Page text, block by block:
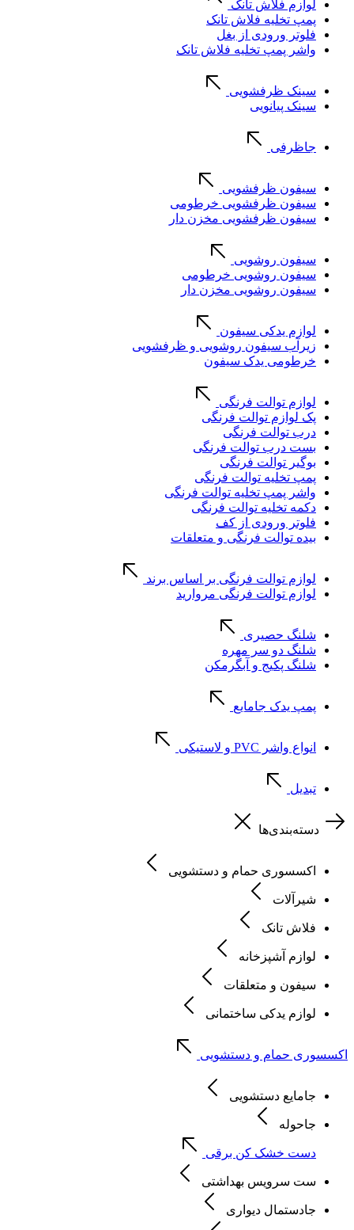
لوازم فلاش تانک
پمپ تخلیه فلاش تانک
فلوتر ورودی از بغل
واشر پمپ تخلیه فلاش تانک
سینک ظرفشویی
سینک پیانویی
جاظرفی
سیفون ظرفشویی
سیفون ظرفشویی خرطومی
سیفون ظرفشویی مخزن دار
سیفون روشویی
سیفون روشویی خرطومی
سیفون روشویی مخزن دار
لوازم یدکی سیفون
زیرآب سیفون روشویی و ظرفشویی
خرطومی یدک سیفون
لوازم توالت فرنگی
پک لوازم توالت فرنگی
درب توالت فرنگی
بست درب توالت فرنگی
بوگیر توالت فرنگی
پمپ تخلیه توالت فرنگی
واشر پمپ تخلیه توالت فرنگی
دکمه تخلیه توالت فرنگی
فلوتر ورودی از کف
بیده توالت فرنگی و متعلقات
لوازم توالت فرنگی بر اساس برند
لوازم توالت فرنگی مروارید
شلنگ حصیری
شلنگ دو سر مهره
شلنگ پکیج و آبگرمکن
پمپ یدک جامایع
انواع واشر PVC و لاستیکی
تبدیل
دسته‌بندی‌ها
اکسسوری حمام و دستشویی
شیرآلات
فلاش تانک
لوازم آشپزخانه
سیفون و متعلقات
لوازم یدکی ساختمانی
اکسسوری حمام و دستشویی
جامایع دستشویی
جاحوله
دست خشک کن برقی
ست سرویس بهداشتی
جادستمال دیواری